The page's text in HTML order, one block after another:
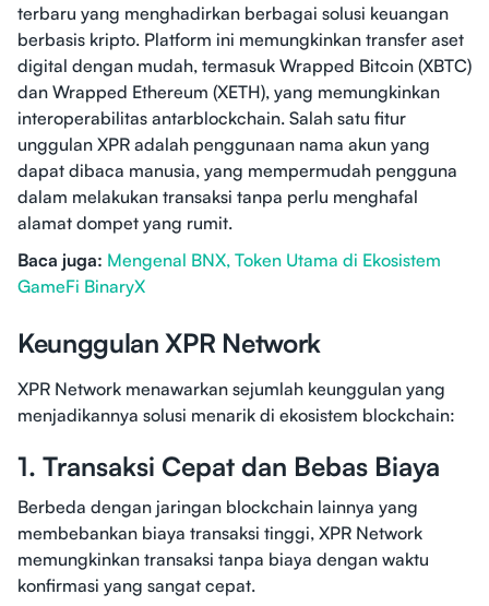
terbaru yang menghadirkan berbagai solusi keuangan
berbasis kripto. Platform ini memungkinkan transfer aset
digital dengan mudah, termasuk Wrapped Bitcoin (XBTC)
dan Wrapped Ethereum (XETH), yang memungkinkan
interoperabilitas antarblockchain. Salah satu fitur
unggulan XPR adalah penggunaan nama akun yang
dapat dibaca manusia, yang mempermudah pengguna
dalam melakukan transaksi tanpa perlu menghafal
alamat dompet yang rumit.
Baca juga: Mengenal BNX, Token Utama di Ekosistem
GameFi BinaryX
Keunggulan XPR Network
XPR Network menawarkan sejumlah keunggulan yang
menjadikannya solusi menarik di ekosistem blockchain:
1. Transaksi Cepat dan Bebas Biaya
Berbeda dengan jaringan blockchain lainnya yang
membebankan biaya transaksi tinggi, XPR Network
memungkinkan transaksi tanpa biaya dengan waktu
konfirmasi yang sangat cepat.